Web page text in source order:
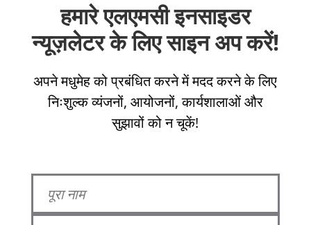
हमारे एलएमसी इनसाइडर
न्यूज़लेटर के लिए साइन अप करें!
अपने मधुमेह को प्रबंधित करने में मदद करने के लिए
निःशुल्क व्यंजनों, आयोजनों, कार्यशालाओं और
सुझावों को न चूकें!